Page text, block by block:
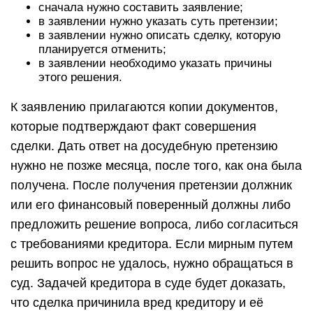
сначала нужно составить заявление;
в заявлении нужно указать суть претензии;
в заявлении нужно описать сделку, которую
планируется отменить;
в заявлении необходимо указать причины
этого решения.
К заявлению прилагаются копии документов,
которые подтверждают факт совершения
сделки. Дать ответ на досудебную претензию
нужно не позже месяца, после того, как она была
получена. После получения претензии должник
или его финансовый поверенный должны либо
предложить решение вопроса, либо согласиться
с требованиями кредитора. Если мирным путем
решить вопрос не удалось, нужно обращаться в
суд. Задачей кредитора в суде будет доказать,
что сделка причинила вред кредитору и её